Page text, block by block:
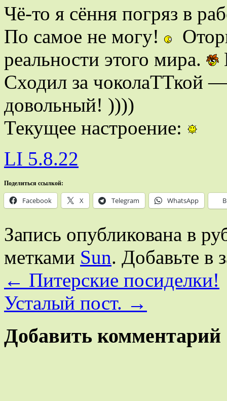
Чё-то я сёння погряз в
По самое не могу!
реальности этого мира.
Сходил за чоколаТТкой
довольный! ))))
Текущее настроение:
LI 5.8.22
Поделиться ссылкой:
Facebook X Telegram WhatsApp
Запись опубликована в
метками Sun. Добавьте в
← Питерские посиделки!
Усталый пост. →
Добавить комментарий